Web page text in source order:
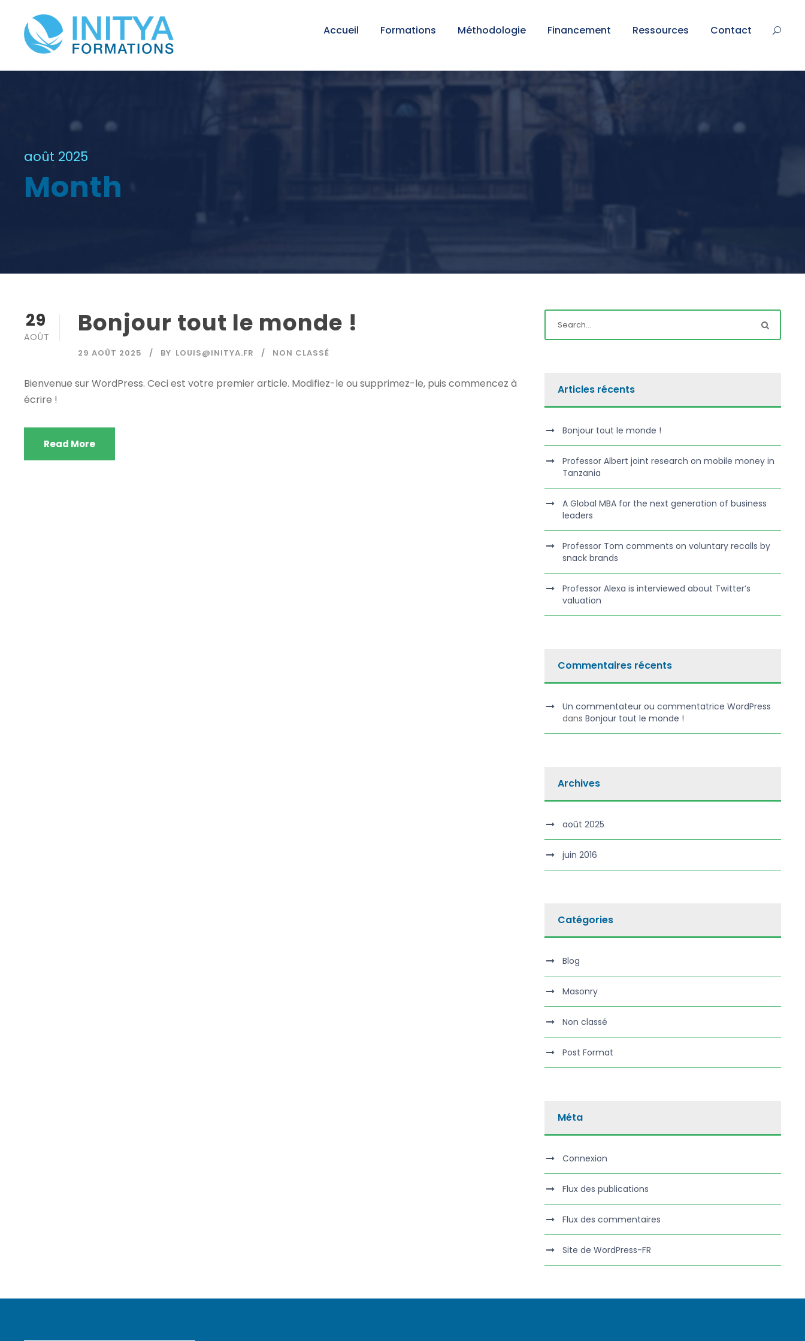
Accueil Formations Méthodologie Financement Ressources Contact
août 2025
Month
29
AOÛT Bonjour tout le monde !
29 AOÛT 2025 BY LOUIS@INITYA.FR NON CLASSÉ
Bienvenue sur WordPress. Ceci est votre premier article. Modifiez-le ou supprimez-le, puis commencez à
écrire !
Read More
Articles récents
Bonjour tout le monde !
Professor Albert joint research on mobile money in
Tanzania
A Global MBA for the next generation of business
leaders
Professor Tom comments on voluntary recalls by
snack brands
Professor Alexa is interviewed about Twitter’s
valuation
Commentaires récents
Un commentateur ou commentatrice WordPress
dansBonjour tout le monde !
Archives
août 2025
juin 2016
Catégories
Blog
Masonry
Non classé
Post Format
Méta
Connexion
Flux des publications
Flux des commentaires
Site de WordPress-FR